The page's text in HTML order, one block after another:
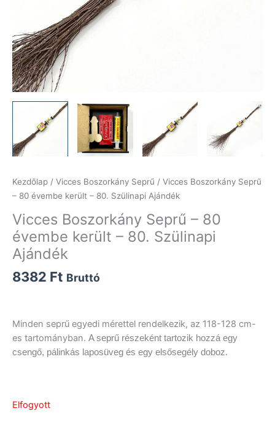
Kezdőlap / Vicces Boszorkány Seprű / Vicces Boszorkány Seprű
– 80 évembe került – 80. Szülinapi Ajándék
Vicces Boszorkány Seprű – 80
évembe került – 80. Szülinapi
Ajándék
8382 Ft Bruttó
Minden seprű egyedi mérettel rendelkezik, az 118-128 cm-
es tartományban. A seprű részeként tartozik hozzá egy
csengő, pálinkás laposüveg és egy elsősegély doboz.
Elfogyott